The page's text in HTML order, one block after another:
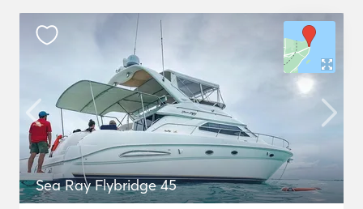
Sea Ray Flybridge 45